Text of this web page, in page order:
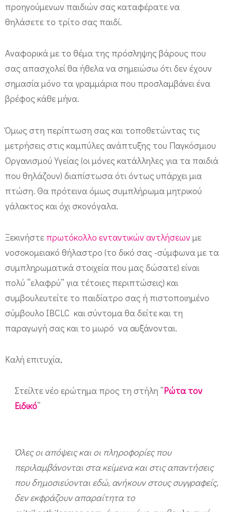
προηγούμενων παιδιών σας καταφέρατε να
θηλάσετε το τρίτο σας παιδί.
Αναφορικά με το θέμα της πρόσληψης βάρους που
σας απασχολεί θα ήθελα να σημειώσω ότι δεν έχουν
σημασία μόνο τα γραμμάρια που προσλαμβάνει ένα
βρέφος κάθε μήνα.
Όμως στη περίπτωση σας και τοποθετώντας τις
μετρήσεις στις καμπύλες ανάπτυξης του Παγκόσμιου
Οργανισμού Υγείας (οι μόνες κατάλληλες για τα παιδιά
που θηλάζουν) διαπίστωσα ότι όντως υπάρχει μια
πτώση. Θα πρότεινα όμως συμπλήρωμα μητρικού
γάλακτος και όχι σκονόγαλα.
Ξεκινήστε πρωτόκολλο ενταντικών αντλήσεων με
νοσοκομειακό θήλαστρο (το δικό σας -σύμφωνα με τα
συμπληρωματικά στοιχεία που μας δώσατε) είναι
πολύ “ελαφρύ” για τέτοιες περιπτώσεις) και
συμβουλευτείτε το παιδίατρο σας ή πιστοποιημένο
σύμβουλο IBCLC και σύντομα θα δείτε και τη
παραγωγή σας και το μωρό να αυξάνονται.
Καλή επιτυχία,
Στείλτε νέο ερώτημα προς τη στήλη “Ρώτα τον
Ειδικό“
Όλες οι απόψεις και οι πληροφορίες που
περιλαμβάνονται στα κείμενα και στις απαντήσεις
που δημοσιεύονται εδώ, ανήκουν στους συγγραφείς,
δεν εκφράζουν απαραίτητα το